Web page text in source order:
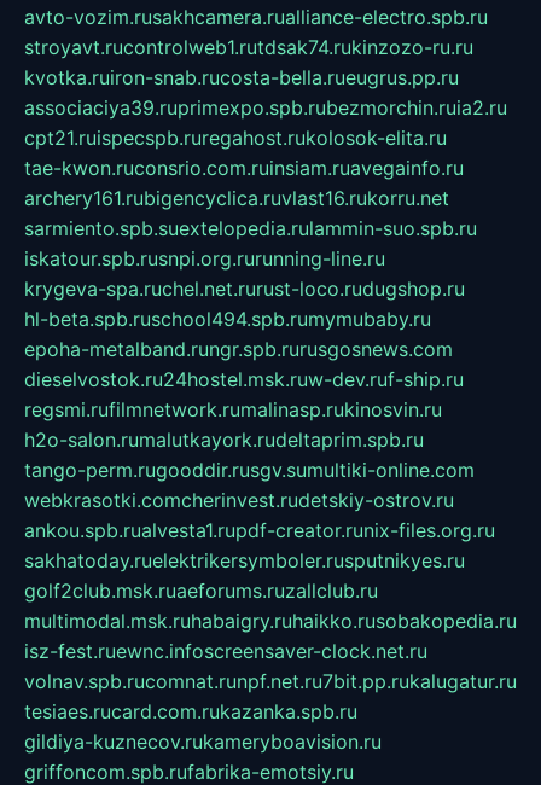
avto-vozim.rusakhcamera.rualliance-electro.spb.ru
stroyavt.rucontrolweb1.rutdsak74.rukinzozo-ru.ru
kvotka.ruiron-snab.rucosta-bella.rueugrus.pp.ru
associaciya39.ruprimexpo.spb.rubezmorchin.ruia2.ru
cpt21.ruispecspb.ruregahost.rukolosok-elita.ru
tae-kwon.ruconsrio.com.ruinsiam.ruavegainfo.ru
archery161.rubigencyclica.ruvlast16.rukorru.net
sarmiento.spb.suextelopedia.rulammin-suo.spb.ru
iskatour.spb.rusnpi.org.rurunning-line.ru
krygeva-spa.ruchel.net.rurust-loco.rudugshop.ru
hl-beta.spb.ruschool494.spb.rumymubaby.ru
epoha-metalband.rungr.spb.rurusgosnews.com
dieselvostok.ru24hostel.msk.ruw-dev.ruf-ship.ru
regsmi.rufilmnetwork.rumalinasp.rukinosvin.ru
h2o-salon.rumalutkayork.rudeltaprim.spb.ru
tango-perm.rugooddir.rusgv.sumultiki-online.com
webkrasotki.comcherinvest.rudetskiy-ostrov.ru
ankou.spb.rualvesta1.rupdf-creator.runix-files.org.ru
sakhatoday.ruelektrikersymboler.rusputnikyes.ru
golf2club.msk.ruaeforums.ruzallclub.ru
multimodal.msk.ruhabaigry.ruhaikko.rusobakopedia.ru
isz-fest.ruewnc.infoscreensaver-clock.net.ru
volnav.spb.rucomnat.runpf.net.ru7bit.pp.rukalugatur.ru
tesiaes.rucard.com.rukazanka.spb.ru
gildiya-kuznecov.rukameryboavision.ru
griffoncom.spb.rufabrika-emotsiy.ru